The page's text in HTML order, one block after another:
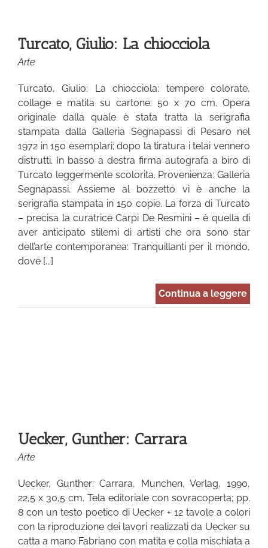
Turcato, Giulio: La chiocciola
Arte
Turcato, Giulio: La chiocciola: tempere colorate,
collage e matita su cartone: 50 x 70 cm. Opera
originale dalla quale è stata tratta la serigrafia
stampata dalla Galleria Segnapassi di Pesaro nel
1972 in 150 esemplari; dopo la tiratura i telai vennero
distrutti. In basso a destra firma autografa a biro di
Turcato leggermente scolorita. Provenienza: Galleria
Segnapassi. Assieme al bozzetto vi è anche la
serigrafia stampata in 150 copie. La forza di Turcato
– precisa la curatrice Carpi De Resmini – è quella di
aver anticipato stilemi di artisti che ora sono star
dell’arte contemporanea: Tranquillanti per il mondo,
dove [...]
Continua a leggere
Uecker, Gunther: Carrara
Arte
Uecker, Gunther: Carrara, Munchen, Verlag, 1990,
22,5 x 30,5 cm. Tela editoriale con sovracoperta; pp.
8 con un testo poetico di Uecker + 12 tavole a colori
con la riproduzione dei lavori realizzati da Uecker su
catta a mano Fabriano con matita e colla mischiata a